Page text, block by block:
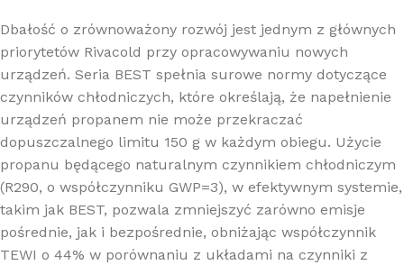
Dbałość o zrównoważony rozwój jest jednym z głównych
priorytetów Rivacold przy opracowywaniu nowych
urządzeń. Seria BEST spełnia surowe normy dotyczące
czynników chłodniczych, które określają, że napełnienie
urządzeń propanem nie może przekraczać
dopuszczalnego limitu 150 g w każdym obiegu. Użycie
propanu będącego naturalnym czynnikiem chłodniczym
(R290, o współczynniku GWP=3), w efektywnym systemie,
takim jak BEST, pozwala zmniejszyć zarówno emisje
pośrednie, jak i bezpośrednie, obniżając współczynnik
TEWI o 44% w porównaniu z układami na czynniki z